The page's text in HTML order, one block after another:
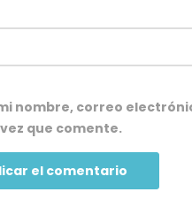
nombre, correo
que comente.